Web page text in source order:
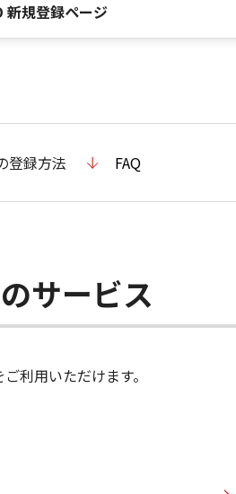
新規登録ページ
登録方法 FAQ
サービス
利用いただけます。